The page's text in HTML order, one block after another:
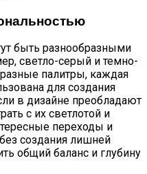
быть разнообразными
светло-серый и темно-
палитры, каждая
для создания
в дизайне преобладают
с их светлотой и
переходы и
создания лишней
общий баланс и глубину